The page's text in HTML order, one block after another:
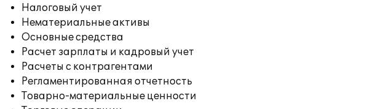
Налоговый учет
Нематериальные активы
Основные средства
Расчет зарплаты и кадровый учет
Расчеты с контрагентами
Регламентированная отчетность
Товарно-материальные ценности